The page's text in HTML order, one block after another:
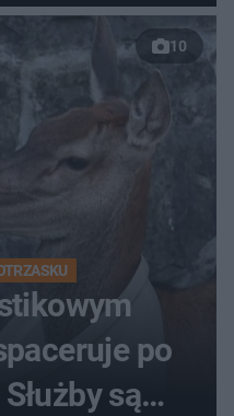
do sieci
10
po
są